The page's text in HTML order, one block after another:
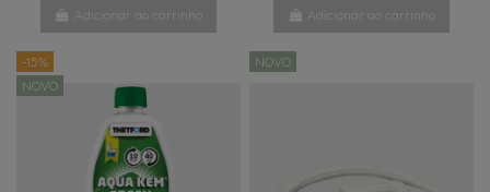
Adicionar ao carrinho Adicionar ao carrinho
-15%
NOVO
NOVO